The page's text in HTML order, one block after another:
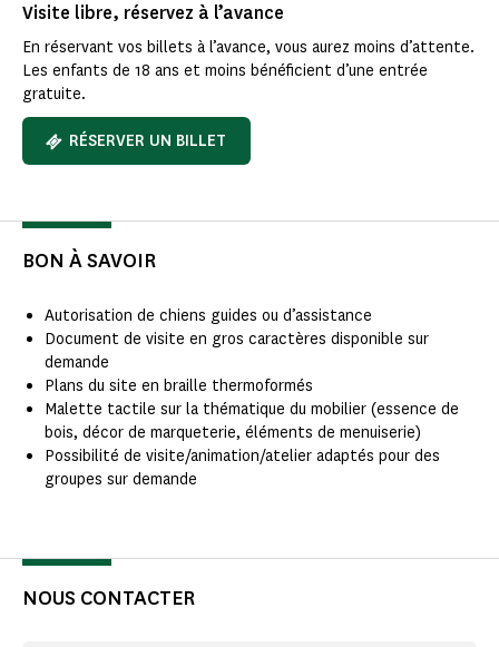
Visite libre, réservez à l’avance
En réservant vos billets à l’avance, vous aurez moins d’attente.
Les enfants de 18 ans et moins bénéficient d’une entrée
gratuite.
RÉSERVER UN BILLET
BON À SAVOIR
Autorisation de chiens guides ou d’assistance
Document de visite en gros caractères disponible sur
demande
Plans du site en braille thermoformés
Malette tactile sur la thématique du mobilier (essence de
bois, décor de marqueterie, éléments de menuiserie)
Possibilité de visite/animation/atelier adaptés pour des
groupes sur demande
NOUS CONTACTER